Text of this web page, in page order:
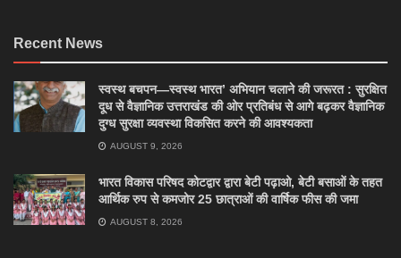
Recent News
स्वस्थ बचपन—स्वस्थ भारत’ अभियान चलाने की जरूरत : सुरक्षित
दूध से वैज्ञानिक उत्तराखंड की ओर प्रतिबंध से आगे बढ़कर वैज्ञानिक
दुग्ध सुरक्षा व्यवस्था विकसित करने की आवश्यकता
AUGUST 9, 2026
भारत विकास परिषद कोटद्वार द्वारा बेटी पढ़ाओ, बेटी बसाओं के तहत
आर्थिक रुप से कमजोर 25 छात्राओं की वार्षिक फीस की जमा
AUGUST 8, 2026